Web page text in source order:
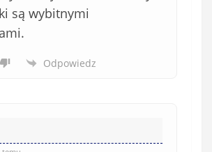
są wybitnymi
Odpowiedz